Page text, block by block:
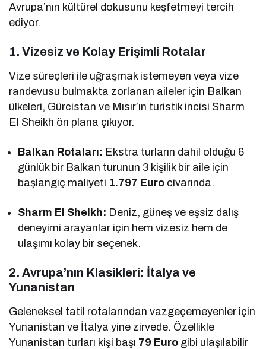
Avrupa’nın kültürel dokusunu keşfetmeyi tercih
ediyor.
1. Vizesiz ve Kolay Erişimli Rotalar
Vize süreçleri ile uğraşmak istemeyen veya vize
randevusu bulmakta zorlanan aileler için Balkan
ülkeleri, Gürcistan ve Mısır’ın turistik incisi Sharm
El Sheikh ön plana çıkıyor.
Balkan Rotaları: Ekstra turların dahil olduğu 6
günlük bir Balkan turunun 3 kişilik bir aile için
başlangıç maliyeti 1.797 Euro civarında.
Sharm El Sheikh: Deniz, güneş ve eşsiz dalış
deneyimi arayanlar için hem vizesiz hem de
ulaşımı kolay bir seçenek.
2. Avrupa’nın Klasikleri: İtalya ve
Yunanistan
Geleneksel tatil rotalarından vazgeçemeyenler için
Yunanistan ve İtalya yine zirvede. Özellikle
Yunanistan turları kişi başı 79 Euro gibi ulaşılabilir